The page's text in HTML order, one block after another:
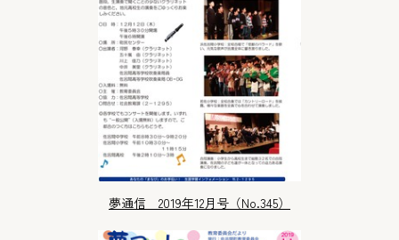
夢通信 2019年12月号（No.345）